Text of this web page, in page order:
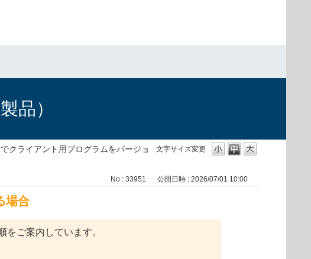
品）
文字サイズ変更
クライアント用プログラムをバージョ
No : 33951 公開日時 : 2026/07/01 10:00
場合
ご案内しています。